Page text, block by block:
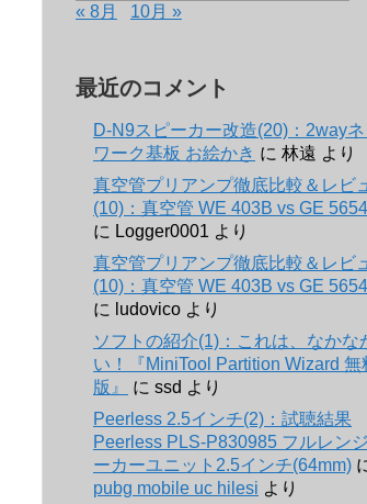
« 8月
10月 »
最近のコメント
D-N9スピーカー改造(20)：2wayネ
ワーク基板 お絵かき に 林遠 より
真空管プリアンプ徹底比較＆レビ
(10)：真空管 WE 403B vs GE
に Logger0001 より
真空管プリアンプ徹底比較＆レビ
(10)：真空管 WE 403B vs GE
に
ludovico より
ソフトの紹介(1)：これは、なかな
い！『MiniTool Partition Wizard 無
版』
に ssd より
Peerless 2.5インチ(2)：試聴結果
Peerless PLS-P830985 フルレン
ーカーユニット2.5インチ(64mm)
pubg mobile uc hilesi より